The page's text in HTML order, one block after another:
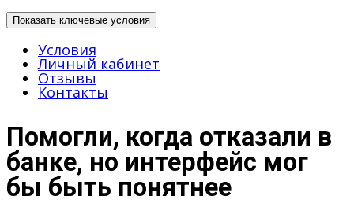
Показать ключевые условия
Условия
Личный кабинет
Отзывы
Контакты
Помогли, когда отказали в
банке, но интерфейс мог
бы быть понятнее